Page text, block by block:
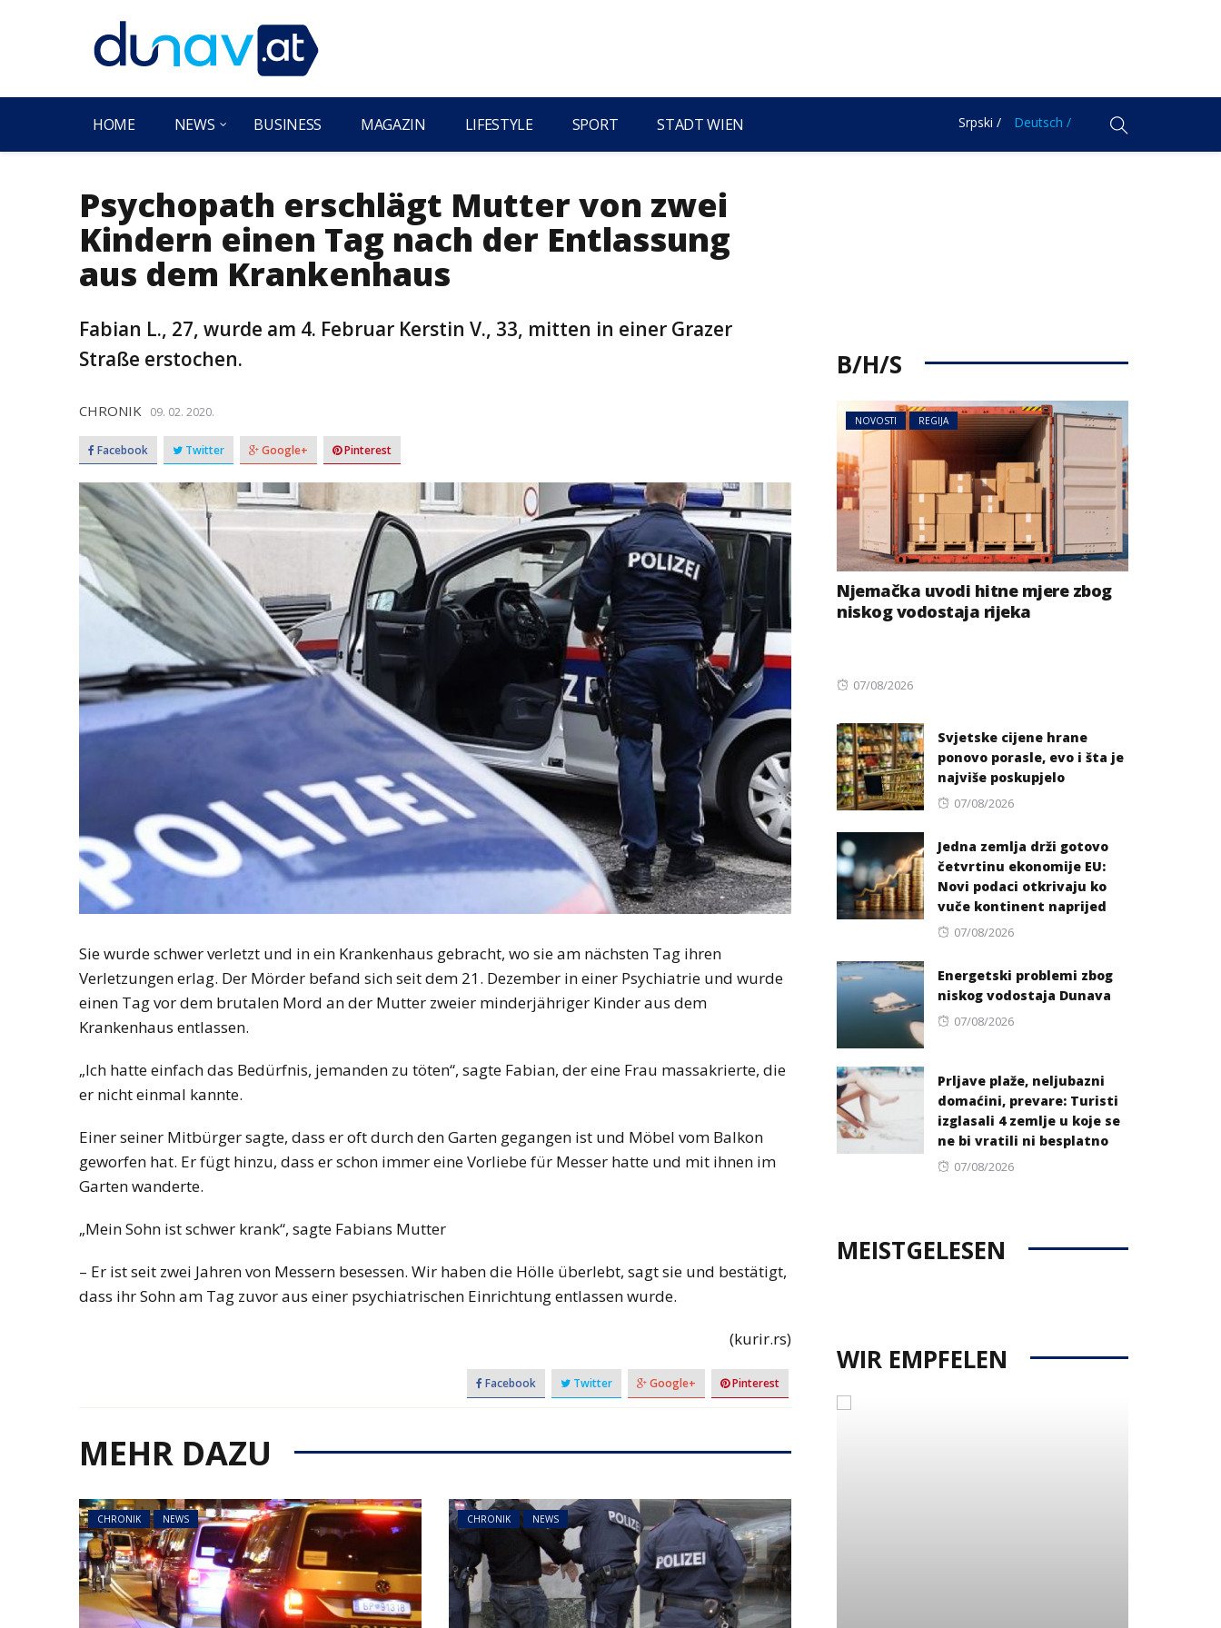
HOME NEWS BUSINESS MAGAZIN LIFESTYLE SPORT STADT WIEN Srpski / Deutsch /
Psychopath erschlägt Mutter von zwei
Kindern einen Tag nach der Entlassung
aus dem Krankenhaus
Fabian L., 27, wurde am 4. Februar Kerstin V., 33, mitten in einer Grazer
Straße erstochen.
CHRONIK 09. 02. 2020.
Facebook Twitter Google+ Pinterest
Sie wurde schwer verletzt und in ein Krankenhaus gebracht, wo sie am nächsten Tag ihren
Verletzungen erlag. Der Mörder befand sich seit dem 21. Dezember in einer Psychiatrie und wurde
einen Tag vor dem brutalen Mord an der Mutter zweier minderjähriger Kinder aus dem
Krankenhaus entlassen.
„Ich hatte einfach das Bedürfnis, jemanden zu töten“, sagte Fabian, der eine Frau massakrierte, die
er nicht einmal kannte.
Einer seiner Mitbürger sagte, dass er oft durch den Garten gegangen ist und Möbel vom Balkon
geworfen hat. Er fügt hinzu, dass er schon immer eine Vorliebe für Messer hatte und mit ihnen im
Garten wanderte.
„Mein Sohn ist schwer krank“, sagte Fabians Mutter
– Er ist seit zwei Jahren von Messern besessen. Wir haben die Hölle überlebt, sagt sie und bestätigt,
dass ihr Sohn am Tag zuvor aus einer psychiatrischen Einrichtung entlassen wurde.
(kurir.rs)
Facebook Twitter Google+ Pinterest
MEHR DAZU
CHRONIK NEWS CHRONIK NEWS
B/H/S
NOVOSTI REGIJA
Njemačka uvodi hitne mjere zbog
niskog vodostaja rijeka
Posted
07/08/2026
Svjetske cijene hrane
ponovo porasle, evo i šta je
najviše poskupjelo
Posted
07/08/2026
Jedna zemlja drži gotovo
četvrtinu ekonomije EU:
Novi podaci otkrivaju ko
vuče kontinent naprijed
Posted
07/08/2026
Energetski problemi zbog
niskog vodostaja Dunava
Posted
07/08/2026
Prljave plaže, neljubazni
domaćini, prevare: Turisti
izglasali 4 zemlje u koje se
ne bi vratili ni besplatno
Posted
07/08/2026
MEISTGELESEN
WIR EMPFELEN